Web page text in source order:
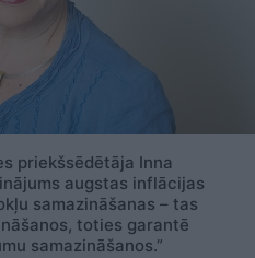
priekšsēdētāja Inna
augstas inflācijas
samazināšanas – tas
toties garantē
samazināšanos.”